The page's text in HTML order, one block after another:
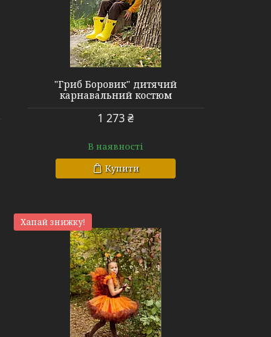
"Гриб Боровик" дитячий
карнавальний костюм
1 273 ₴
В наявності
Купити
Хапай знижку!